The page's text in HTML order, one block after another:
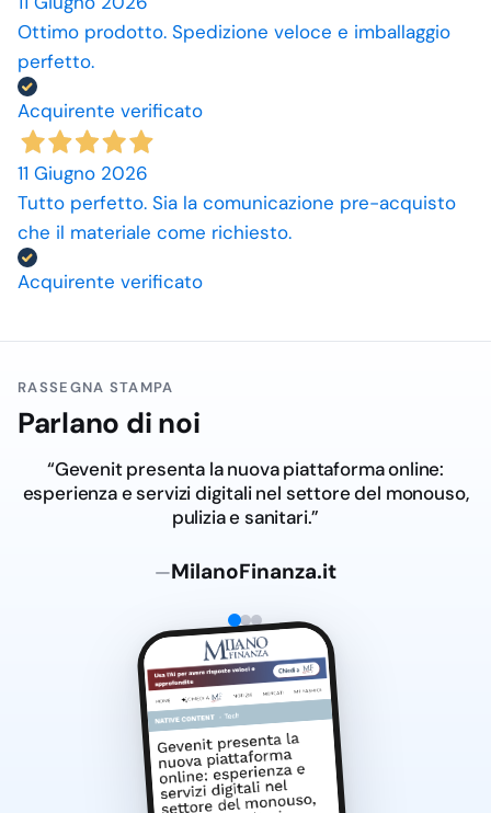
Ottimo prodotto. Spedizione veloce e imballaggio
perfetto.
Acquirente verificato
11 Giugno 2026
Tutto perfetto. Sia la comunicazione pre-acquisto
che il materiale come richiesto.
Acquirente verificato
RASSEGNA STAMPA
Parlano di noi
“Gevenit presenta la nuova piattaforma online:
esperienza e servizi digitali nel settore del monouso,
pulizia e sanitari.”
—MilanoFinanza.it